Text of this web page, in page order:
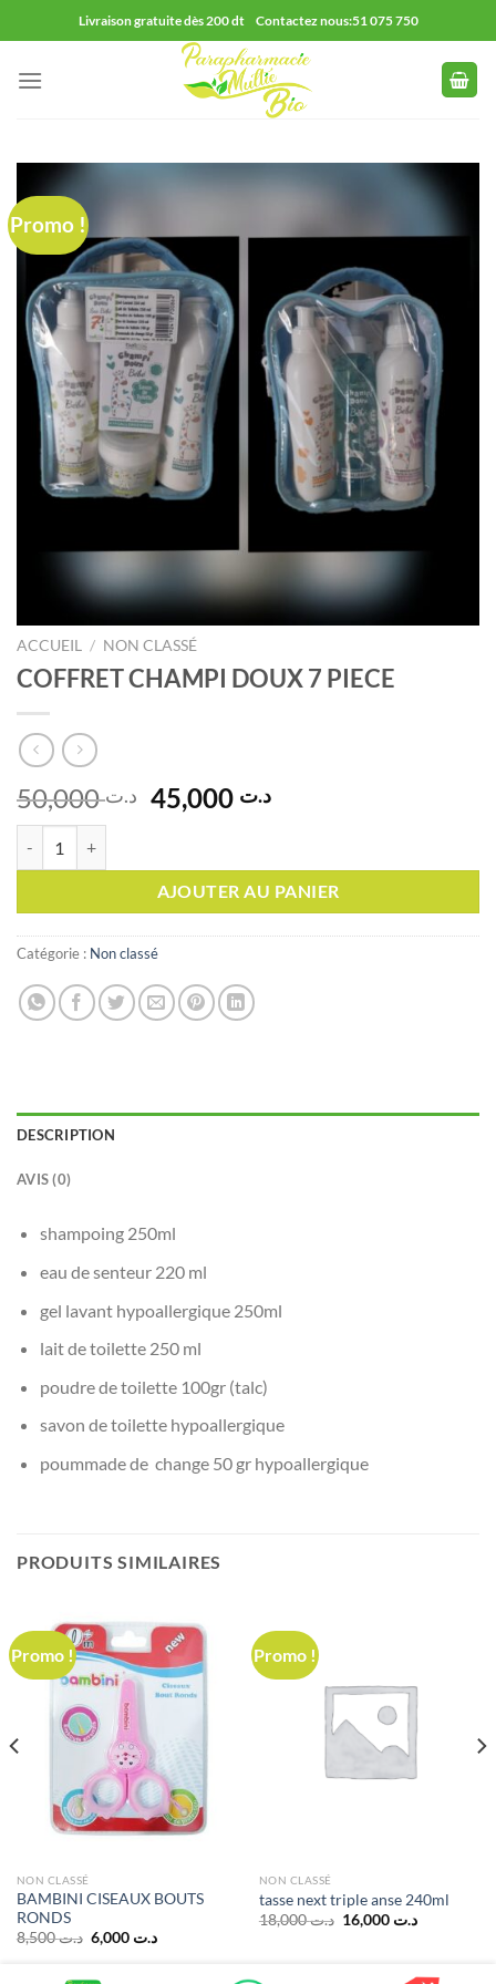
au
contenu
Livraison gratuite dès 200 dt Contactez nous:51 075 750
Promo !
ACCUEIL / NON CLASSÉ
COFFRET CHAMPI DOUX 7 PIECE
د.ت50,000
Le
prix
était :
د.ت 50,000.
د.تLe
est :
AJOUTER AU PANIER
Catégorie : Non classé
DESCRIPTION
AVIS (0)
shampoing 250ml
eau de senteur 220 ml
gel lavant hypoallergique 250ml
lait de toilette 250 ml
poudre de toilette 100gr (talc)
savon de toilette hypoallergique
poummade de change 50 gr hypoallergique
PRODUITS SIMILAIRES
Promo !
NON CLASSÉ
BAMBINI CISEAUX BOUTS
RONDS
د.ت8,500
Le
prix
était :
د.ت 6,000
Le
Promo !
NON CLASSÉ
tasse next triple anse 240ml
د.ت18,000
Le
prix
د.ت 18,000.
د.ت 16,000
Le